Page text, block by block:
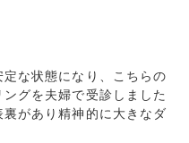
な状態になり、こちらの
グを夫婦で受診しました
があり精神的に大きなダ